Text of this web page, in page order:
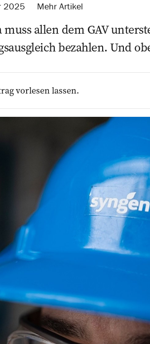
2025 Mehr Artikel
muss allen dem GAV
bezahlen. Und
vorlesen lassen.